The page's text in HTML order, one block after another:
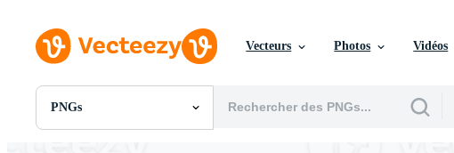
Vecteurs Photos Vidéos
PNGs
Toutes Images